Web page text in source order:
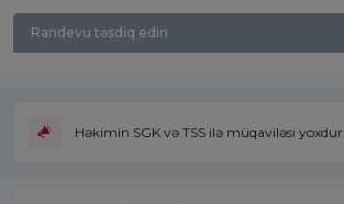
Randevu təsdiq edin
Həkimin SGK və TSS ilə müqaviləsi yoxdur.